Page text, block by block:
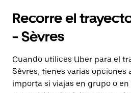
Recorre el
- Sèvres
Cuando utilices Uber para el
Sèvres, tienes varias opciones
importa si viajas en grupo o